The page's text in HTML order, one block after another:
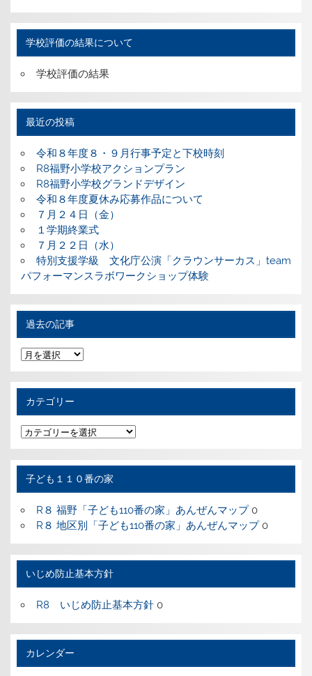
学校評価の結果について
学校評価の結果
最近の投稿
令和８年度８・９月行事予定と下校時刻
R8福野小学校アクションプラン
R8福野小学校グランドデザイン
令和８年度夏休み応募作品について
７月２４日（金）
１学期終業式
７月２２日（水）
特別支援学級 文化庁公演「クラウンサーカス」team
パフォーマンスラボワークショップ体験
過去の記事
過
去
の
記
カテゴリー
カ
テ
ゴ
リ
子ども１１０番の家
R８ 福野「子ども110番の家」あんぜんマップ0
R８ 地区別「子ども110番の家」あんぜんマップ0
いじめ防止基本方針
R8 いじめ防止基本方針0
カレンダー